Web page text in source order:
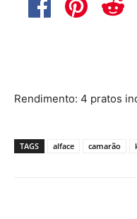
Rendimento: 4 pratos
TAGS alface camarão